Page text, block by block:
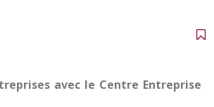
avec le Centre Entreprise